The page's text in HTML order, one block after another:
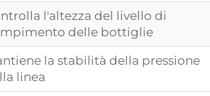
l'altezza del livello di
delle bottiglie
la stabilità della pressione
linea